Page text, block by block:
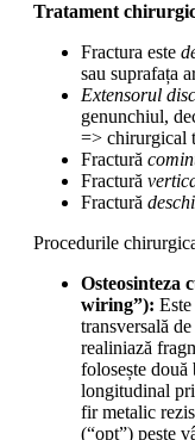
Tratament
Fractura este
sau suprafața
Extensorul
genunchiul,
=> chirurgical
Fractură
Fractură
Fractură
Procedurile
Osteosinteza
wiring”):
transversală
realiniază
folosește
longitudinal
fir metalic
(“opt”) peste